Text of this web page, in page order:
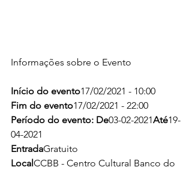
Informações sobre o Evento
Início do evento17/02/2021 - 10:00
Fim do evento17/02/2021 - 22:00
Período do evento: De03-02-2021Até19-
04-2021
EntradaGratuito
Local CCBB - Centro Cultural Banco do